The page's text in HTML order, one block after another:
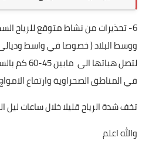
6- تحذيرات من نشاط متوقع للرياح
ووسط البلاد ( خصوصا في واسط
لتصل هباتها
في المناطق الصحراوية وارتفاع
تخف شدة الرياح قليلا خلال ساعات
والله اعلم